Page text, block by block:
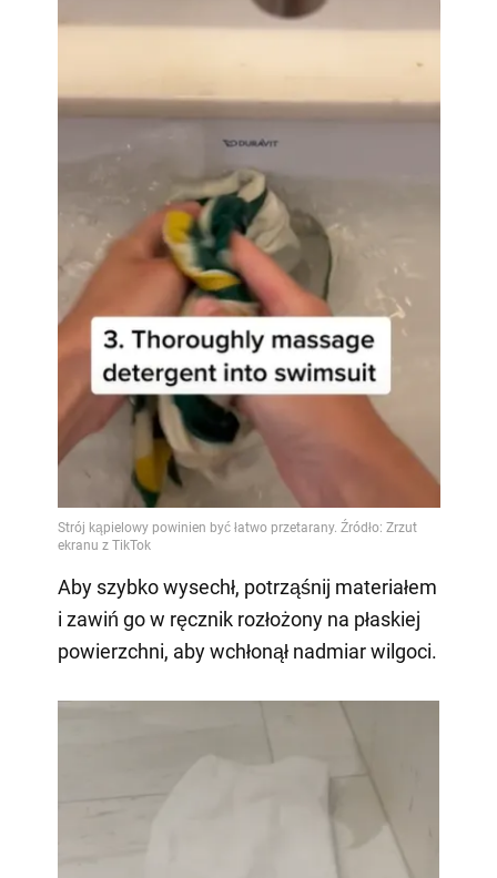
Aby szybko wysechł, potrząśnij materiałem
i zawiń go w ręcznik rozłożony na płaskiej
powierzchni, aby wchłonął nadmiar wilgoci.